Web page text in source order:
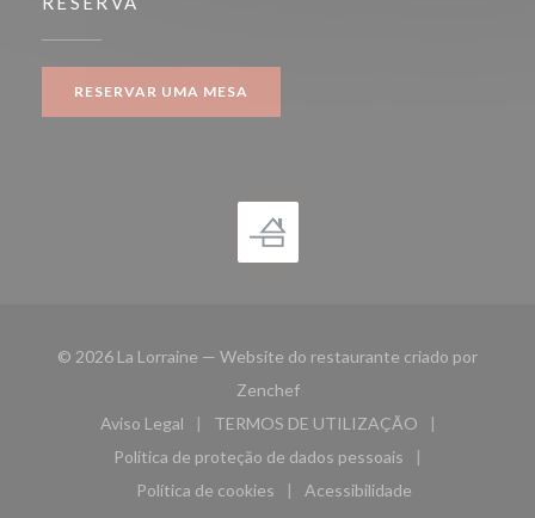
RESERVAR UMA MESA
© 2026 La Lorraine — Website do restaurante criado por
Zenchef((abre numa nova janela))
Aviso Legal
((abre numa nova janela))
TERMOS DE UTILIZAÇÃO
((abre numa nova janela))
Política de proteção de dados pessoais
((abre numa nova janela))
Política de cookies
((abre numa nova janela))
Acessibilidade